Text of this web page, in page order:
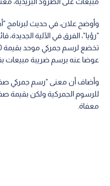
وأوضح علان، في حديث لبرنامج
"رؤيا"، الفرق في الآلية الجديدة،
عوضا عنه برسم ضريبة مبيعات
وأضاف أن معنى "رسم جمركي
للرسوم الجمركية ولكن بقيمة
معفاة.